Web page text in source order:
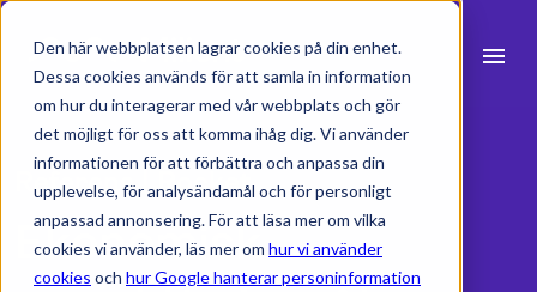
Den här webbplatsen lagrar cookies på din enhet.
Dessa cookies används för att samla in information
om hur du interagerar med vår webbplats och gör
det möjligt för oss att komma ihåg dig. Vi använder
informationen för att förbättra och anpassa din
upplevelse, för analysändamål och för personligt
anpassad annonsering. För att läsa mer om vilka
cookies vi använder, läs mer om hur vi använder
cookies och hur Google hanterar personinformation
menu
Produkter
Branscher
search
Referens | Rocket
Ekonomisk